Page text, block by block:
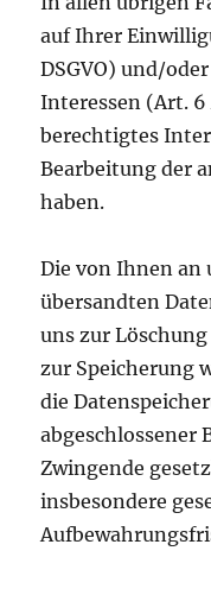
auf Ihrer
DSGVO) und/
Interessen (Art. 6
berechtigtes
Bearbeitung der
haben.
Die von Ihnen an
übersandten
uns zur
zur Speicherung
die
abgeschlossener
Zwingende
insbesondere